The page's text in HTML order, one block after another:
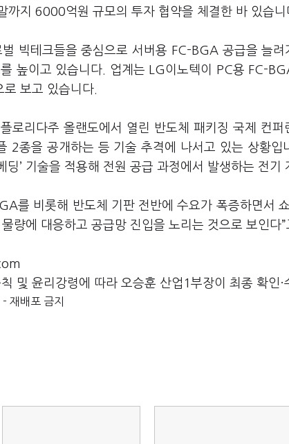
까지 6000억원 규모의 투자 협약을 체결한 바 있습니
빅테크들을 중심으로 서버용 FC-BGA 공급을 늘려
높이고 있습니다. 업계는 LG이노텍이 PC용 FC-
보고 있습니다.
로리다주 올랜도에서 열린 반도체 패키징 국제 컨퍼
2종을 공개하는 등 기술 추격에 나서고 있는 상황입
딩’ 기술을 적용해 전원 공급 과정에서 발생하는 전
를 비롯해 반도체 기판 전반에 수요가 폭증하면서
량에 대응하고 공급망 진입을 노리는 것으로 보인다”
및 윤리강령에 따라 오승훈 산업1부장이 최종 확인·
재배포 금지